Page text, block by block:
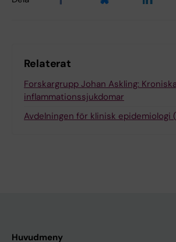
Relaterat
Forskargrupp Johan Askling: Kroniska
inflammationssjukdomar
Avdelningen för klinisk epidemiologi
Huvudmeny